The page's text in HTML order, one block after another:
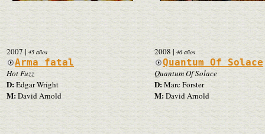
2007| 45 años
Arma fatal
Hot Fuzz
D:Edgar Wright
M:David Arnold
2008 | 46 años
Quantum Of Solace
Quantum Of Solace
D:Marc Forster
M:David Arnold